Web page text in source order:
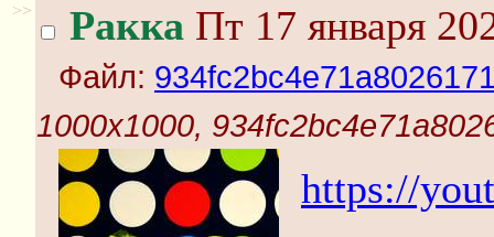
>> Ракка Пт 17 января
Файл:
1000x1000,
https://